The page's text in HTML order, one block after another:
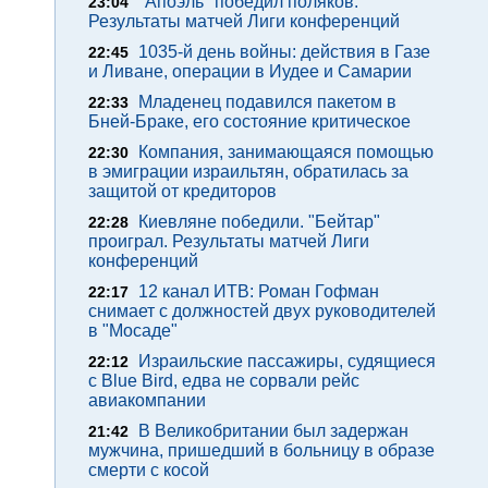
Результаты матчей Лиги конференций
22:45
1035-й день войны: действия в Газе
и Ливане, операции в Иудее и Самарии
22:33
Младенец подавился пакетом в
Бней-Браке, его состояние критическое
22:30
Компания, занимающаяся помощью
в эмиграции израильтян, обратилась за
защитой от кредиторов
22:28
Киевляне победили. "Бейтар"
проиграл. Результаты матчей Лиги
конференций
22:17
12 канал ИТВ: Роман Гофман
снимает с должностей двух руководителей
в "Мосаде"
22:12
Израильские пассажиры, судящиеся
с Blue Bird, едва не сорвали рейс
авиакомпании
21:42
В Великобритании был задержан
мужчина, пришедший в больницу в образе
смерти с косой